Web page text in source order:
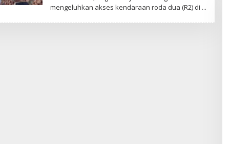
mengeluhkan akses kendaraan roda dua (R2) di